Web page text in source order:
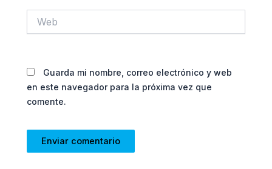
Guarda mi nombre, correo electrónico y web
en este navegador para la próxima vez que
comente.